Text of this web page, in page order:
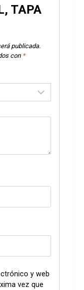
TAPA
publicada.
con *
y web
vez que